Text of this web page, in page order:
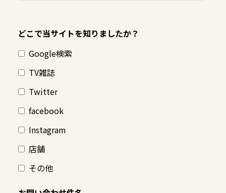
どこで当サイトを知りましたか？
Google検索
TV雑誌
Twitter
facebook
Instagram
店舗
その他